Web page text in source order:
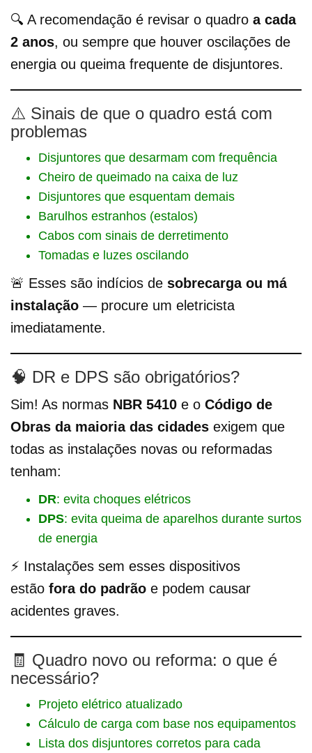
🔍 A recomendação é revisar o quadro a cada
2 anos, ou sempre que houver oscilações de
energia ou queima frequente de disjuntores.
⚠️ Sinais de que o quadro está com
problemas
Disjuntores que desarmam com frequência
Cheiro de queimado na caixa de luz
Disjuntores que esquentam demais
Barulhos estranhos (estalos)
Cabos com sinais de derretimento
Tomadas e luzes oscilando
🚨 Esses são indícios de sobrecarga ou má
instalação — procure um eletricista
imediatamente.
🧠 DR e DPS são obrigatórios?
Sim! As normas NBR 5410 e o Código de
Obras da maioria das cidades exigem que
todas as instalações novas ou reformadas
tenham:
DR: evita choques elétricos
DPS: evita queima de aparelhos durante surtos
de energia
⚡ Instalações sem esses dispositivos
estão fora do padrão e podem causar
acidentes graves.
🧾 Quadro novo ou reforma: o que é
necessário?
Projeto elétrico atualizado
Cálculo de carga com base nos equipamentos
Lista dos disjuntores corretos para cada